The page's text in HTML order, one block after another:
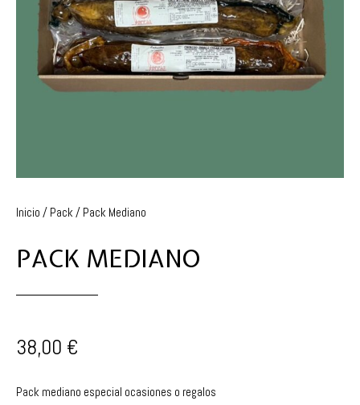
Inicio / Pack / Pack Mediano
PACK MEDIANO
38,00 €
Pack mediano especial ocasiones o regalos